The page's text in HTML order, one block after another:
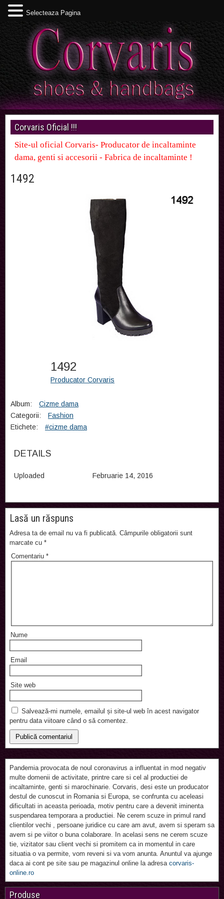
Corvaris Oficial !!!
Site-ul oficial Corvaris- Producator de incaltaminte
dama, genti si accesorii - Fabrica de incaltaminte !
1492
1492
Producator Corvaris
Album:
Cizme dama
Categorii:
Fashion
Etichete:
#cizme dama
DETAILS
Uploaded Februarie 14, 2016
Lasă un răspuns
Adresa ta de email nu va fi publicată. Câmpurile obligatorii sunt
marcate cu *
Comentariu *
Nume
Email
Site web
Salvează-mi numele, emailul și site-ul web în acest navigator
pentru data viitoare când o să comentez.
Pandemia provocata de noul coronavirus a influentat in mod negativ
multe domenii de activitate, printre care si cel al productiei de
incaltaminte, genti si marochinarie. Corvaris, desi este un producator
destul de cunoscut in Romania si Europa, se confrunta cu aceleasi
dificultati in aceasta perioada, motiv pentru care a devenit iminenta
suspendarea temporara a productiei. Ne cerem scuze in primul rand
clientilor vechi , persoane juridice cu care am avut, avem si speram sa
avem si pe viitor o buna colaborare. In acelasi sens ne cerem scuze
tie, vizitator sau client vechi si promitem ca in momentul in care
situatia o va permite, vom reveni si va vom anunta. Anuntul va ajunge
daca ai cont pe site sau pe magazinul online la adresa corvaris-
online.ro
Produse
Selecteaza Pagina